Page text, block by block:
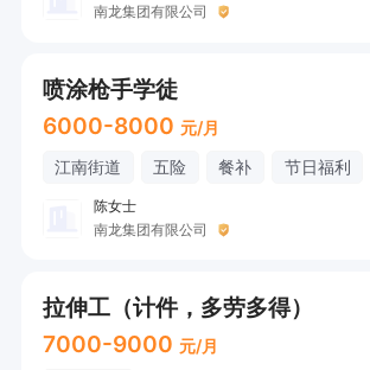
南龙集团有限公司
喷涂枪手学徒
6000-8000 元/月
江南街道 五险 餐补 节日福利
陈女士
南龙集团有限公司
拉伸工（计件，多劳多得）
7000-9000 元/月